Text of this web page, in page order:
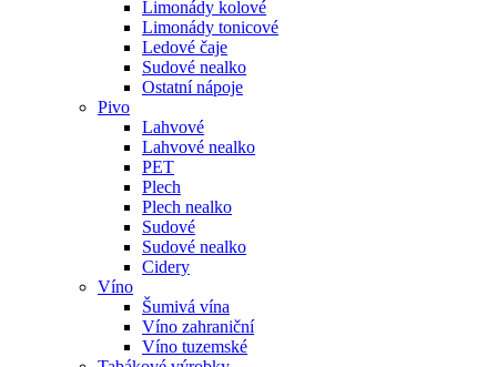
Limonády kolové
Limonády tonicové
Ledové čaje
Sudové nealko
Ostatní nápoje
Pivo
Lahvové
Lahvové nealko
PET
Plech
Plech nealko
Sudové
Sudové nealko
Cidery
Víno
Šumivá vína
Víno zahraniční
Víno tuzemské